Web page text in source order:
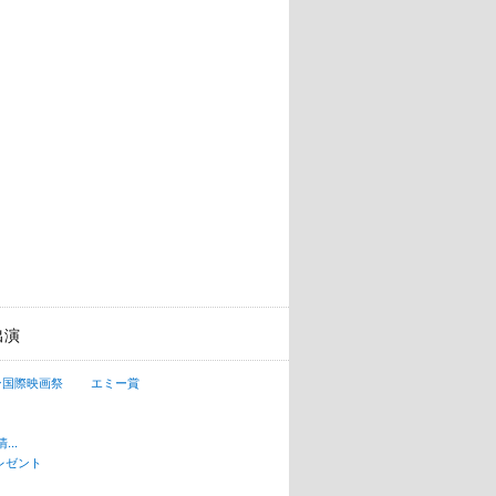
演
際映画祭
エミー賞
...
ゼント